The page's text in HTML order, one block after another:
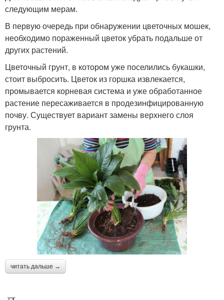
следующим мерам.
В первую очередь при обнаружении цветочных мошек,
необходимо пораженный цветок убрать подальше от
других растений.
Цветочный грунт, в котором уже поселились букашки,
стоит выбросить. Цветок из горшка извлекается,
промывается корневая система и уже обработанное
растение пересаживается в продезинфицированную
почву. Существует вариант замены верхнего слоя
грунта.
читать дальше →